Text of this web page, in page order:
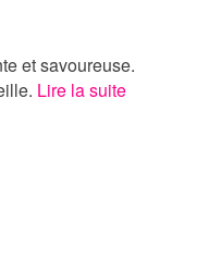
et savoureuse.
Lire la suite